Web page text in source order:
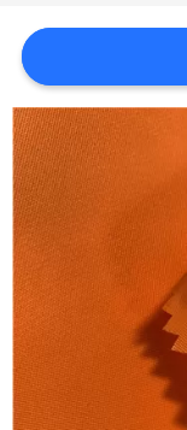
COMPANY
NEWS
SITE
HARITASI
PRIVACY
POLICY